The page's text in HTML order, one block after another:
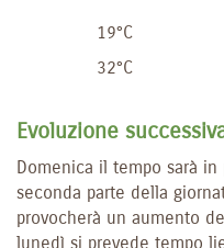
19°C
32°C
Evoluzione
Domenica il tempo sarà in
seconda parte della
provocherà un aumento
lunedì si prevede tempo